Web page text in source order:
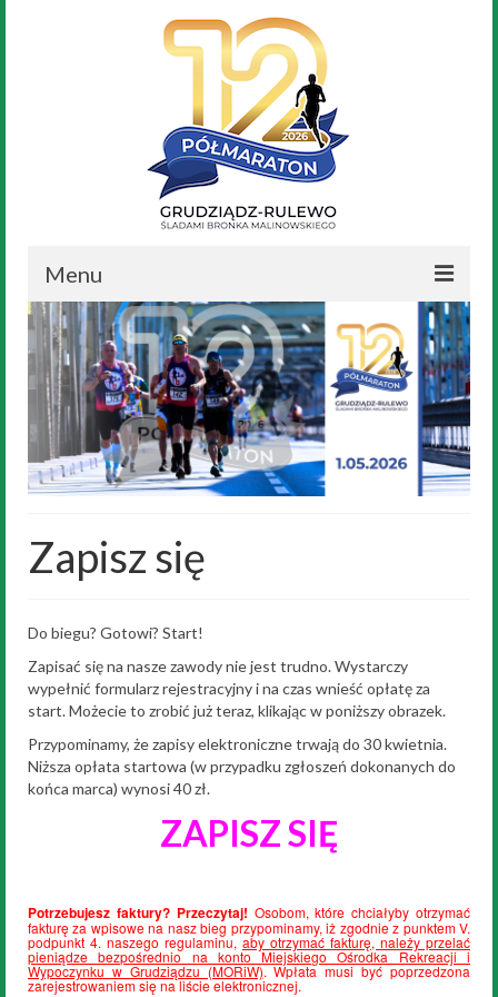
Menu
Aktualności
Nasz Bronek
Regulamin
Trasa Biegu
Wyniki
Trening
Noclegi
Biegi dzieci
Zapisz się
Do biegu? Gotowi? Start!
Zapisać się na nasze zawody nie jest trudno. Wystarczy
wypełnić formularz rejestracyjny i na czas wnieść opłatę za
start. Możecie to zrobić już teraz, klikając w poniższy obrazek.
Przypominamy, że zapisy elektroniczne trwają do 30 kwietnia.
Niższa opłata startowa (w przypadku zgłoszeń dokonanych do
końca marca) wynosi 40 zł.
ZAPISZ SIĘ
Potrzebujesz faktury? Przeczytaj! Osobom, które chciałyby otrzymać
fakturę za wpisowe na nasz bieg przypominamy, iż zgodnie z punktem V.
podpunkt 4. naszego regulaminu, aby otrzymać fakturę, należy przelać
pieniądze bezpośrednio na konto Miejskiego Ośrodka Rekreacji i
Wypoczynku w Grudziądzu (MORiW). Wpłata musi być poprzedzona
zarejestrowaniem się na liście elektronicznej.